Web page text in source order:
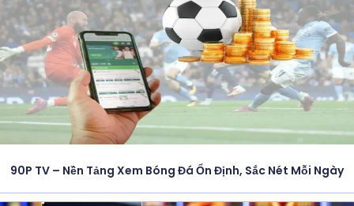
90P TV – Nền Tảng Xem Bóng Đá Ổn Định, Sắc Nét Mỗi Ngày